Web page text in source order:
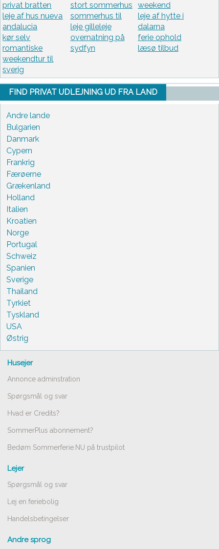
privat bratten
leje af hus nueva
andalucia
kør selv
romantiske
weekendtur til
sverig
stort sommerhus
sommerhus til
leje gilleleje
overnatning på
sydfyn
weekend
leje af hytte i
dalarna
ferie ophold
læsø tilbud
FIND PRIVAT UDLEJNING UD FRA LAND
Andre lande
Bulgarien
Danmark
Cypern
Frankrig
Færøerne
Grækenland
Holland
Italien
Kroatien
Norge
Portugal
Schweiz
Spanien
Sverige
Thailand
Tyrkiet
Tyskland
USA
Østrig
Husejer
Annonce adminstration
Spørgsmål og svar
Hvad er Credits?
SommerPlus abonnement?
Bedøm Sommerferie.NU på trustpilot
Lejer
Spørgsmål og svar
Lej en feriebolig
Handelsbetingelser
Andre sprog